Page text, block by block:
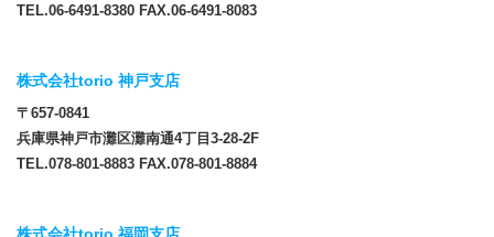
TEL.06-6491-8380 FAX.06-6491-8083
株式会社torio 神戸支店
〒657-0841
兵庫県神戸市灘区灘南通4丁目3-28-2F
TEL.078-801-8883 FAX.078-801-8884
株式会社torio 福岡支店